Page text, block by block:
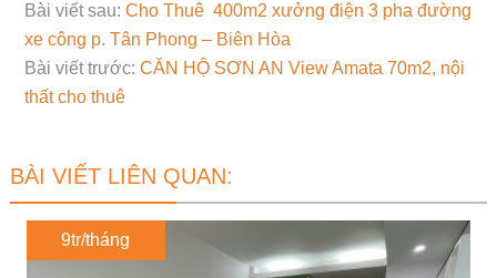
Bài viết sau: Cho Thuê 400m2 xưởng điện 3 pha đường
xe công p. Tân Phong – Biên Hòa
Bài viết trước: CĂN HỘ SƠN AN View Amata 70m2, nội
thất cho thuê
BÀI VIẾT LIÊN QUAN:
9tr/tháng